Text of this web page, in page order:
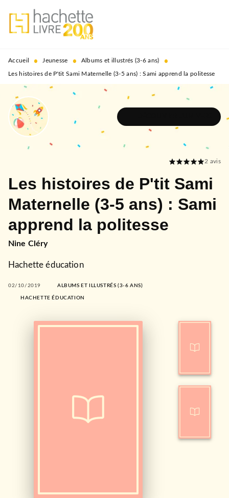
MENU RECHERCHE
PIED DE PAGE
Accueil • Jeunesse • Albums et illustrés (3-6 ans) •
Les histoires de P'tit Sami Maternelle (3-5 ans) : Sami apprend la politesse
2 avis
Les histoires de P'tit Sami
Maternelle (3-5 ans) : Sami
apprend la politesse
Nine Cléry
Hachette éducation
02/10/2019 ALBUMS ET ILLUSTRÉS (3-6 ANS)
HACHETTE ÉDUCATION